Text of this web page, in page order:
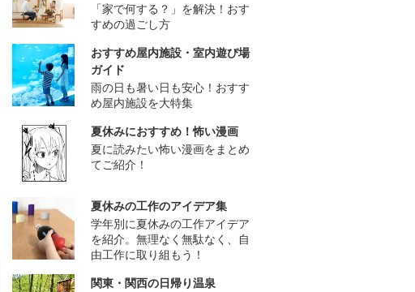
「家で何する？」を解決！おす
すめの過ごし方
おすすめ屋内施設・室内遊び場
ガイド
雨の日も暑い日も安心！おすす
め屋内施設を大特集
夏休みにおすすめ！怖い漫画
夏に読みたい怖い漫画をまとめ
てご紹介！
夏休みの工作のアイデア集
学年別に夏休みの工作アイデア
を紹介。無理なく無駄なく、自
由工作に取り組もう！
関東・関西の日帰り温泉